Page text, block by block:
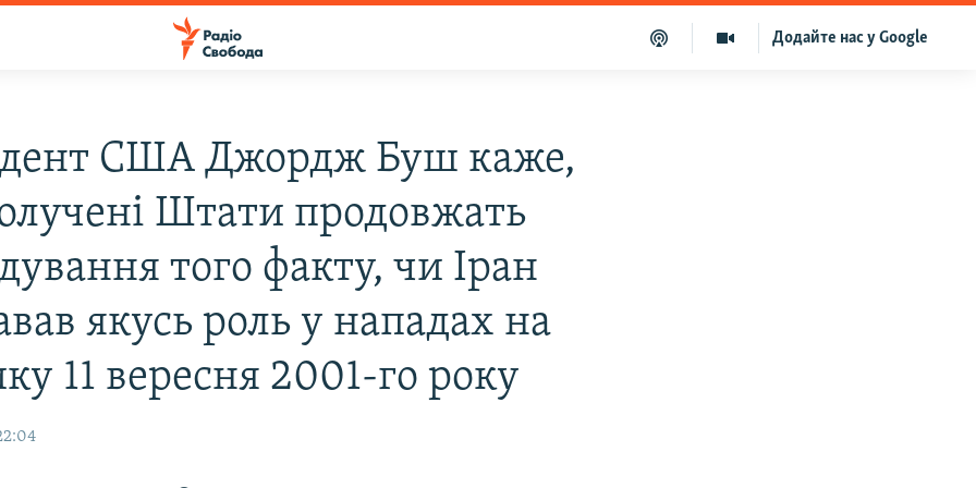
Додайте нас у Google
США Джордж Буш каже,
Штати продовжать
того факту, чи Іран
якусь роль у нападах на
11 вересня 2001-го року